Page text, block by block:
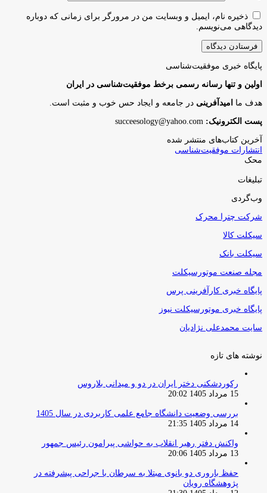
ذخیره نام، ایمیل و وبسایت من در مرورگر برای زمانی که دوباره
دیدگاهی می‌نویسم.
پایگاه‌ خبری موفقیت‌شناسی
اولین و تنها رسانه رسمی برخط موفقیت‌شناسی در ایران
هدف ما امیدآفرینی در جامعه و ایجاد حس خوب و مثبت است.
پست الکترونیک:
آخرین کتاب‌های منتشر شده
انتشارات موفقیت‌شناسی
محک
تبلیغات
وب‌گردی
شرکت چترا محرک
سیکلت کالا
سیکلت بانک
مجله صنعت موتورسیکلت
پایگاه خبری کارآفرینی پرس
پایگاه خبری موتورسیکلت نیوز
سایت محمدعلی نژادیان
نوشته های تازه
رکوردشکنی دختر ایران در دو و میدانی بلاروس
15 مرداد 1405 20:02
بررسی وضعیت دانشگاه جامع علمی کاربردی در سال 1405
14 مرداد 1405 21:35
واکنش دفتر رهبر انقلاب به حواشی پیرامون رئیس جمهور
13 مرداد 1405 20:06
حفظ باروری دو بانوی مبتلا به سرطان با جراحی پیشرفته در
پژوهشگاه رویان